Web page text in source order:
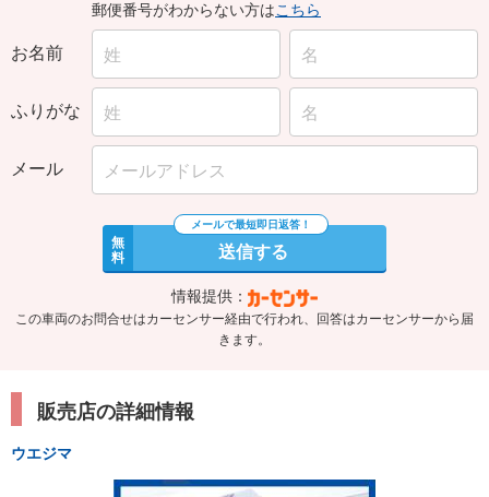
郵便番号がわからない方はこちら
お名前
ふりがな
メール
無
料 送信する
情報提供：
この車両のお問合せはカーセンサー経由で行われ、回答はカーセンサーから届
きます。
販売店の詳細情報
ウエジマ